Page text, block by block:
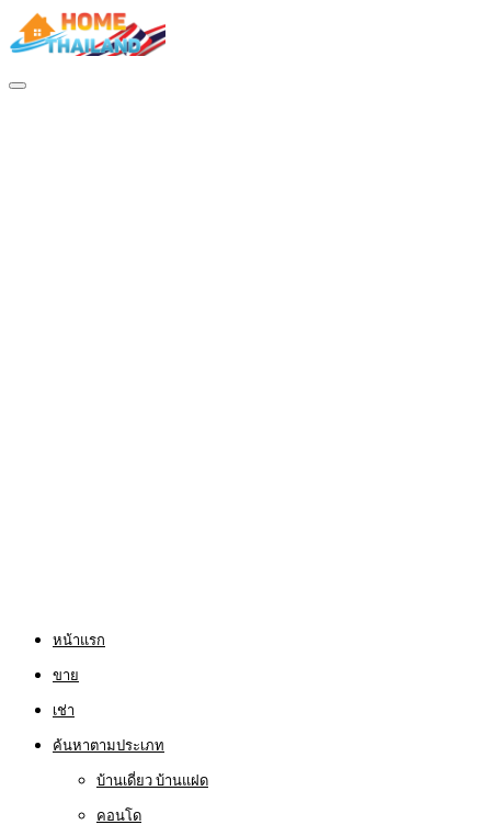
หน้าแรก
ขาย
เช่า
ค้นหาตามประเภท
บ้านเดี่ยว บ้านแฝด
คอนโด